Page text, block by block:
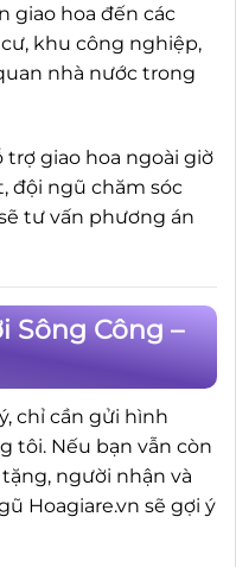
giao hoa đến các
khu công nghiệp,
nhà nước trong
giao hoa ngoài giờ
đội ngũ chăm sóc
tư vấn phương án
Sông Công –
chỉ cần gửi hình
tôi. Nếu bạn vẫn còn
người nhận và
Hoagiare.vn sẽ gợi ý